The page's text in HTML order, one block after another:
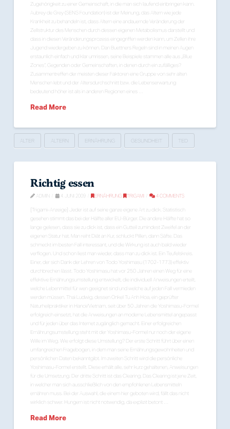
Zugehörigkeit zu einer Gemeinschaft, in die man sich laufend einbringen kann.
Aubrey de Grey (SENS Foundation) ist der Meinung, das Altern wie jede
Krankheit zu behandeln ist, dass Altern eine andauernde Veränderung der
Zellstruktur des Menschen durch dessen eigenen Metabolismus darstellt und
dass in diesen Veränderungsprozess eingegriffen werden kann, um Zellen ihre
Jugend wiedergeben zu können. Dan Buettners Regeln sind in meinen Augen
erstaunlich einfach und klar umrissen, seine Beispiele stammen alle aus „Blue
Zones“, Gegenden oder Gemeinschaften, in denen durch ein zufälliges?
Zusammentreffen der meisten dieser Faktoren eine Gruppe von sehr alten
Menschen lebt und der Altersdurchschnitt bzw. die Lebenserwartung
bedeutend höher ist als in anderen Regionen eines …
Read More
ALTER ALTERN ERNÄHRUNG GESUNDHEIT TED
Richtig essen
ADMIN 4. JUNI 2009 ERNÄHRUNG , TRIGAMI 4 COMMENTS
[Trigami-Anzeige] Jeder ist auf seine ganze eigene Art zu dick. Statistisch
gesehen stimmt das bei der Hälfte aller EU-Bürger. Die andere Hälfte hat so
lange gelesen, dass sie zu dick ist, dass ein Gutteil zumindest Zweifel an der
eigenen Statur hat. Man reiht Diät an Kur, schluckt Pillen, dann Säfte. Das
schmeckt im besten Fall interessant, und die Wirkung ist auch bald wieder
verflogen. Und schon liest man wieder, dass man zu dick ist. Ein Teufelskreis.
Einer, der sich Dank der Lehren von Todo Yoshimasu (1702-1773) effektiv
durchbrechen lässt. Todo Yoshimasu hat vor 250 Jahren einen Weg für eine
effektive Ernährungsumstellung entwickelt, die individuell Anweisungen erteilt,
welche Lebenmittel für wen geeignet sind und welche auf jeden Fall vermieden
werden müssen. Thai Ludwig, dessen Onkel Tu Anh Hoa, ein geprüfter
Naturheilpraktiker in Hanoi/Vietnam, seit über 50 Jahren die Yoshimasu-Formel
erfolgreich einsetzt, hat die Anweisungen an moderne Lebensmittel angepasst
und für jeden über das Internet zugänglich gemacht. Einer erfolgreichen
Ernährungsumstellung steht mit der Yoshimasu-Formel nur noch der eigene
Wille im Weg. Wie erfolgt diese Umstellung? Der erste Schritt führt über einen
umfangreichen Fragebogen, in dem man seine Ernährungsgewohnheiten und
persönlichen Daten bekanntgibt. Im zweiten Schritt wird die persönliche
Yoshimasu-Formel erstellt. Diese erhält alle, sehr kurz gehaltenen, Anweisungen
für die Umsetzung. Der dritte Schritt ist das Clearing. Das Clearing ist jene Zeit,
in welcher man sich ausschließlich von den empfohlenen Lebensmitteln
ernähren muss. Bei der Auswahl, die einem hier geboten wird, fällt das nicht
wirklich schwer. Hungern ist nicht notwendig, da explizit betont …
Read More